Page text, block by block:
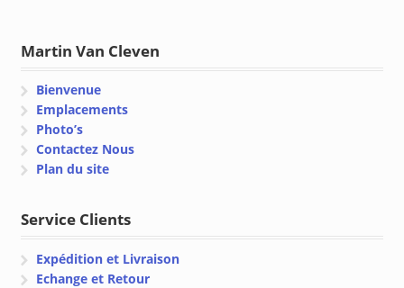
Martin Van Cleven
Bienvenue
Emplacements
Photo’s
Contactez Nous
Plan du site
Service Clients
Expédition et Livraison
Echange et Retour